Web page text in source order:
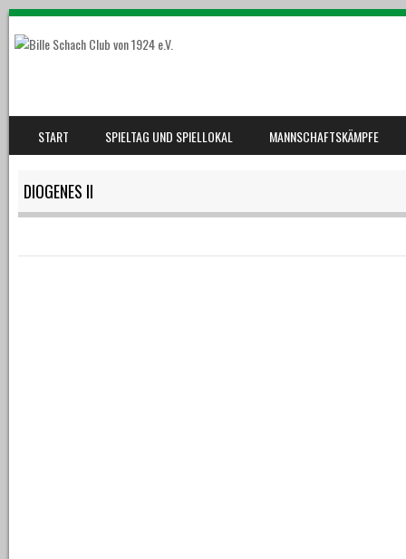
MENU
SKIP TO CONTENT
START SPIELTAG UND SPIELLOKAL MANNSCHAFTSKÄMPFE
DIOGENES II